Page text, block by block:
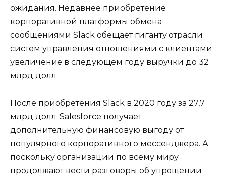
ожидания. Недавнее приобретение
корпоративной платформы обмена
сообщениями Slack обещает гиганту отрасли
систем управления отношениями с клиентами
увеличение в следующем году выручки до 32
млрд долл.
После приобретения Slack в 2020 году за 27,7
млрд долл. Salesforce получает
дополнительную финансовую выгоду от
популярного корпоративного мессенджера. А
поскольку организации по всему миру
продолжают вести разговоры об упрощении